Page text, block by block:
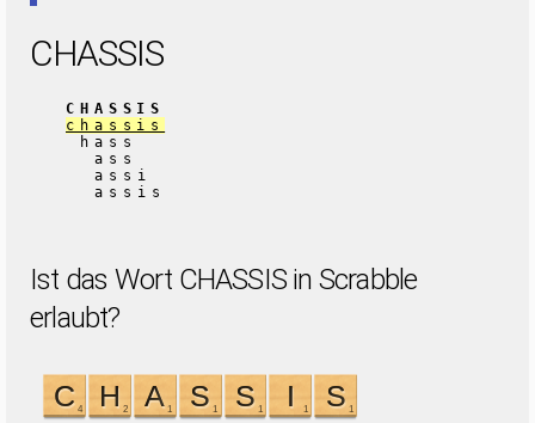
CHASSIS
CHASSIS
chassis
hass
ass
assi
assis
Ist das Wort CHASSIS in Scrabble
erlaubt?